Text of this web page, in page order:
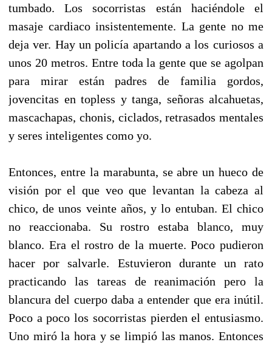
tumbado. Los socorristas están haciéndole el
masaje cardiaco insistentemente. La gente no me
deja ver. Hay un policía apartando a los curiosos a
unos 20 metros. Entre toda la gente que se agolpan
para mirar están padres de familia gordos,
jovencitas en topless y tanga, señoras alcahuetas,
mascachapas, chonis, ciclados, retrasados mentales
y seres inteligentes como yo.
Entonces, entre la marabunta, se abre un hueco de
visión por el que veo que levantan la cabeza al
chico, de unos veinte años, y lo entuban. El chico
no reaccionaba. Su rostro estaba blanco, muy
blanco. Era el rostro de la muerte. Poco pudieron
hacer por salvarle. Estuvieron durante un rato
practicando las tareas de reanimación pero la
blancura del cuerpo daba a entender que era inútil.
Poco a poco los socorristas pierden el entusiasmo.
Uno miró la hora y se limpió las manos. Entonces